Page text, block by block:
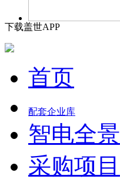
下载盖世APP
首页
配套企业库
智电全景
采购项目